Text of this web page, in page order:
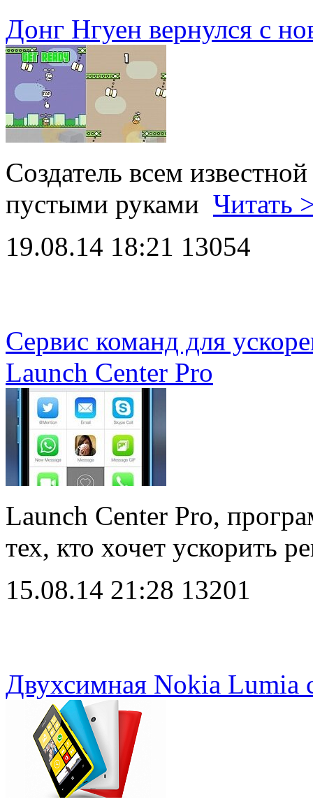
Донг Нгуен вернулся с
Создатель всем
пустыми руками Читать
19.08.14 18:21 13054
Сервис команд для
Launch Center Pro
Launch Center Pro,
тех, кто хочет ускорить
15.08.14 21:28 13201
Двухсимная Nokia Lumia